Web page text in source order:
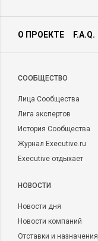
О ПРОЕКТЕ F.A.Q.
CООБЩЕСТВО
Лица Сообщества
Лига экспертов
История Сообщества
Журнал Executive.ru
Executive отдыхает
НОВОСТИ
Новости дня
Новости компаний
Отставки и назначения